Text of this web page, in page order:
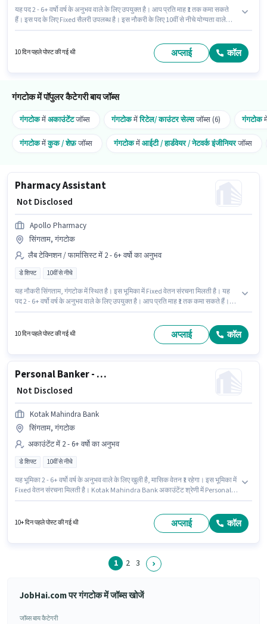
यह पद 2 - 6+ वर्षो वर्ष के अनुभव वाले के लिए उपयुक्त है। आप प्रति माह ₹1 तक कमा सकते
हैं। इस पद के लिए Fixed सैलरी उपलब्ध है। इस नौकरी के लिए 10वीं से नीचे योग्यता वाले
एक फुल टाइम भूमिका है, जिसमें डे शिफ्ट और 5 days working प्रति सप्ताह है।
10 दिन पहले पोस्ट की गई थी अप्लाई कॉल
गंगटोक में पॉपुलर कैटेगरी बाय जॉब्स
गंगटोकमेंअकाउंटेंटजॉब्स गंगटोकमेंरिटेल/ काउंटर सेल्सजॉब्स (6) गंगटोक
गंगटोकमेंकुक / शेफ़जॉब्स गंगटोकमेंआईटी / हार्डवेयर / नेटवर्क इंजीनियरजॉब्स
Pharmacy Assistant
₹ Not Disclosed
Apollo Pharmacy
सिंगताम, गंगटोक
लैब टेक्निशन / फार्मासिस्ट में 2 - 6+ वर्षो का अनुभव
डे शिफ्ट 10वीं से नीचे
यह नौकरी सिंगताम, गंगटोक में स्थित है। इस भूमिका में Fixed वेतन संरचना मिलती है। यह
पद 2 - 6+ वर्षो वर्ष के अनुभव वाले के लिए उपयुक्त है। आप प्रति माह ₹1 तक कमा सकते हैं।
उपयुक्त हैं। यह भूमिका फुल टाइम की है, डे शिफ्ट के साथ और 5 days working प्रति
10 दिन पहले पोस्ट की गई थी अप्लाई कॉल
Personal Banker - Branch Banking (Inbound Customer Service)
₹ Not Disclosed
Kotak Mahindra Bank
सिंगताम, गंगटोक
अकाउंटेंट में 2 - 6+ वर्षो का अनुभव
डे शिफ्ट 10वीं से नीचे
यह भूमिका 2 - 6+ वर्षो वर्ष के अनुभव वाले के लिए खुली है, मासिक वेतन ₹1 रहेगा। इस भूमिका में
Fixed वेतन संरचना मिलती है। Kotak Mahindra Bank अकाउंटेंट श्रेणी में Personal
नौकरी सिंगताम, गंगटोक में स्थित है। यह भूमिका फुल टाइम की है, डे शिफ्ट के साथ और 5
10+ दिन पहले पोस्ट की गई थी अप्लाई कॉल
1 2 3
JobHai.com पर गंगटोक में जॉब्स खोजें
जॉब्स बाय कैटेगरी